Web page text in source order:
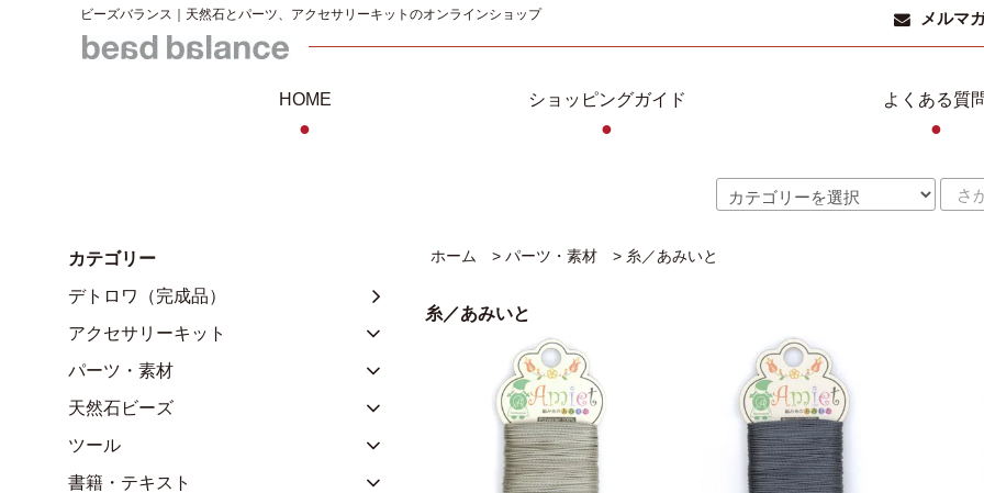
ビーズバランス｜天然石とパーツ、アクセサリーキットのオンラインショップ メルマ
HOME
●
ショッピングガイド
●
よくある質
●
ホーム > パーツ・素材 > 糸／あみいと
糸／あみいと
カテゴリー
デトロワ（完成品）
アクセサリーキット
パーツ・素材
天然石ビーズ
ツール
書籍・テキスト